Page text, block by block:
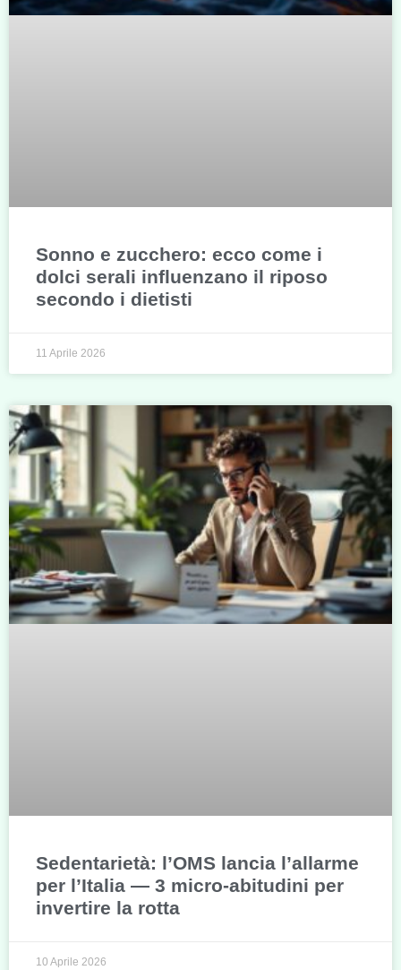
Sonno e zucchero: ecco come i
dolci serali influenzano il riposo
secondo i dietisti
11 Aprile 2026
Sedentarietà: l’OMS lancia l’allarme
per l’Italia — 3 micro-abitudini per
invertire la rotta
10 Aprile 2026